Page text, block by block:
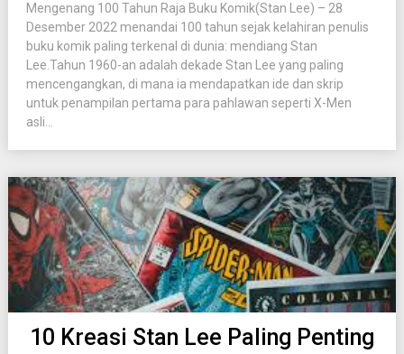
Mengenang 100 Tahun Raja Buku Komik(Stan Lee) – 28
Desember 2022 menandai 100 tahun sejak kelahiran penulis
buku komik paling terkenal di dunia: mendiang Stan
Lee.Tahun 1960-an adalah dekade Stan Lee yang paling
mencengangkan, di mana ia mendapatkan ide dan skrip
untuk penampilan pertama para pahlawan seperti X-Men
asli...
10 Kreasi Stan Lee Paling Penting